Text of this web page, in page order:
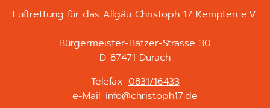
Luftrettung für das Allgäu Christoph 17 Kempten e.V.
Bürgermeister-Batzer-Strasse 30
D-87471 Durach
Telefax: 0831/16433
e-Mail: info@christoph17.de